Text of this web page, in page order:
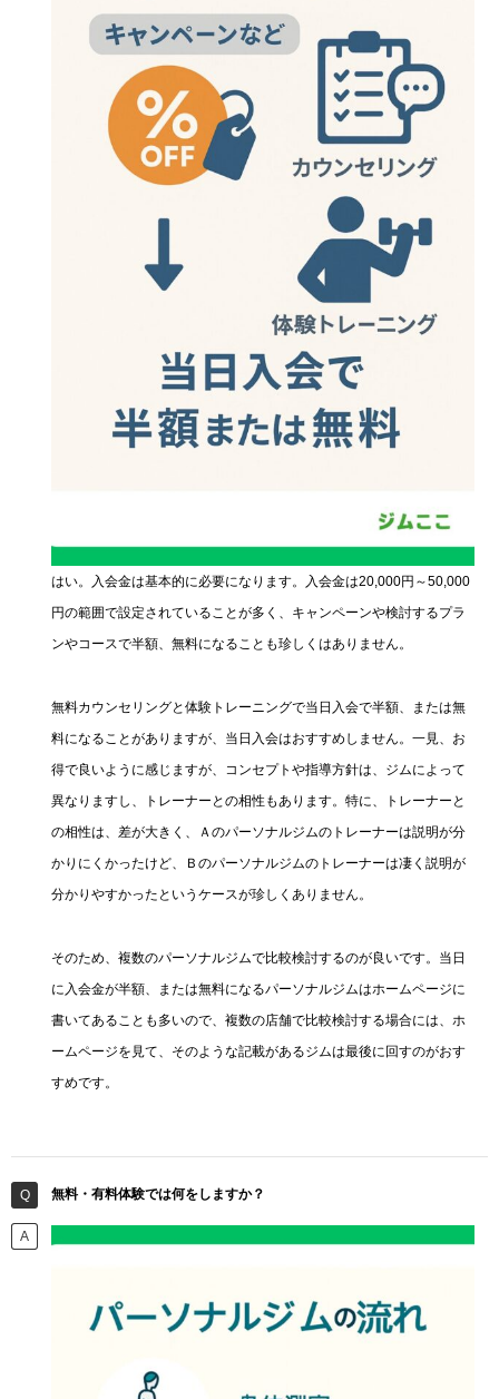
はい。入会金は基本的に必要になります。入会金は20,000円～50,000
円の範囲で設定されていることが多く、キャンペーンや検討するプラ
ンやコースで半額、無料になることも珍しくはありません。
無料カウンセリングと体験トレーニングで当日入会で半額、または無
料になることがありますが、当日入会はおすすめしません。一見、お
得で良いように感じますが、コンセプトや指導方針は、ジムによって
異なりますし、トレーナーとの相性もあります。特に、トレーナーと
の相性は、差が大きく、Ａのパーソナルジムのトレーナーは説明が分
かりにくかったけど、Ｂのパーソナルジムのトレーナーは凄く説明が
分かりやすかったというケースが珍しくありません。
そのため、複数のパーソナルジムで比較検討するのが良いです。当日
に入会金が半額、または無料になるパーソナルジムはホームページに
書いてあることも多いので、複数の店舗で比較検討する場合には、ホ
ームページを見て、そのような記載があるジムは最後に回すのがおす
すめです。
無料・有料体験では何をしますか？